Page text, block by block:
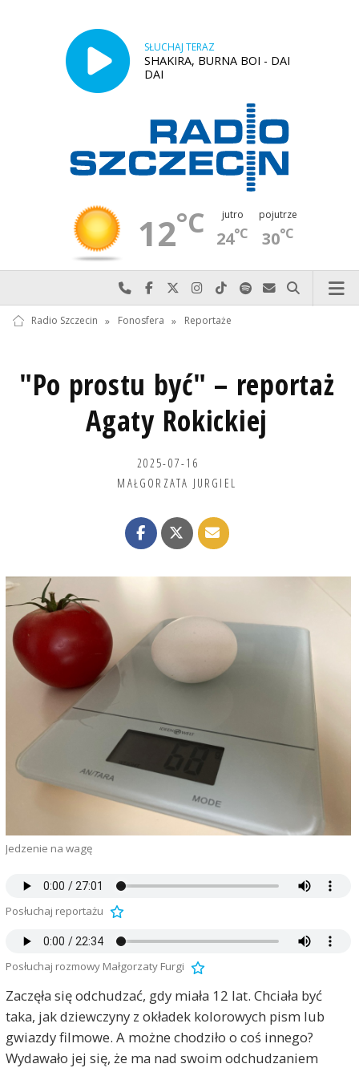
SŁUCHAJ TERAZ
SHAKIRA, BURNA BOI - DAI
DAI
12°C jutro
24°C
pojutrze
30°C
Najlepiej po prostu do nas zadzwoń
Odwiedź nas na Facebook-u
Odwiedź nas na X
Odwiedź nas na Instagram-ie
Odwiedź nas na TikTok-u
Szukaj nas na Spotify
Wyślij do nas
Szukaj
Radio Szczecin » Fonosfera » Reportaże
"Po prostu być" – reportaż
Agaty Rokickiej
2025-07-16
MAŁGORZATA JURGIEL
Jedzenie na wagę
Posłuchaj reportażu
Posłuchaj rozmowy Małgorzaty Furgi
Zaczęła się odchudzać, gdy miała 12 lat. Chciała być
taka, jak dziewczyny z okładek kolorowych pism lub
gwiazdy filmowe. A możne chodziło o coś innego?
Wydawało jej się, że ma nad swoim odchudzaniem